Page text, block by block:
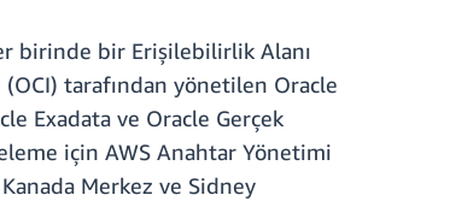
birinde bir Erişilebilirlik Alanı
(OCI) tarafından yönetilen Oracle
Exadata ve Oracle Gerçek
için AWS Anahtar Yönetimi
Merkez ve Sidney